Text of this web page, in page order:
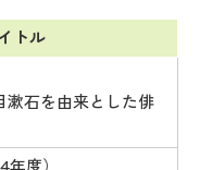
トル
漱石を由来とした俳